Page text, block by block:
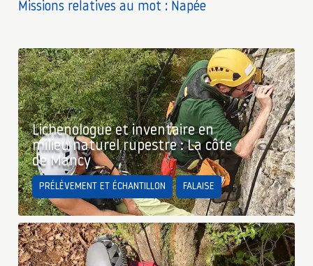
Missions relatives au mot : Napée
Lichenologue et inventaire en
milieu naturel rupestre : La côte
de Mancy
PRÉLÈVEMENT ET ÉCHANTILLON FALAISE